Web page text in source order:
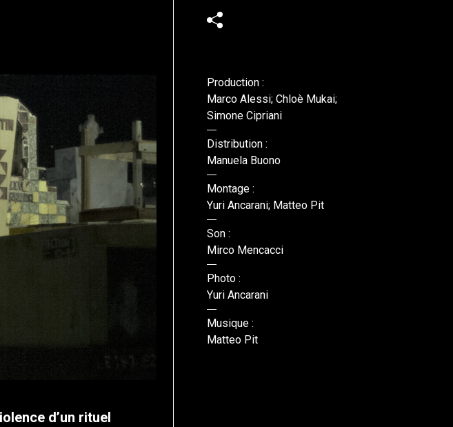
d’un rituel
Production :
Marco Alessi; Chloè Mukai;
Simone Cipriani
Distribution :
Manuela Buono
Montage :
Yuri Ancarani; Matteo Pit
Son :
Mirco Mencacci
Photo :
Yuri Ancarani
Musique :
Matteo Pit